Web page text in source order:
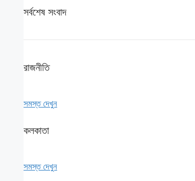
সর্বশেষ সংবাদ
রাজনীতি
সমস্ত দেখুন
কলকাতা
সমস্ত দেখুন